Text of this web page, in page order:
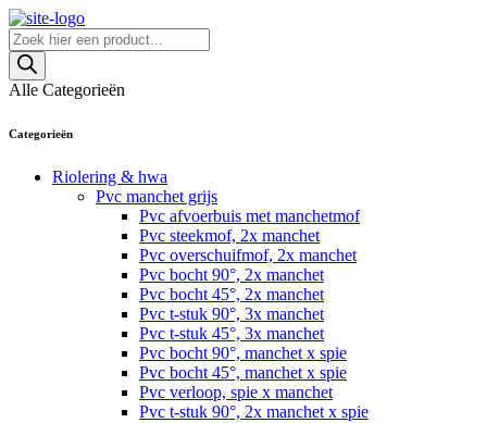
Skip
to
content
Producten
zoeken
Alle Categorieën
Categorieën
Riolering & hwa
Pvc manchet grijs
Pvc afvoerbuis met manchetmof
Pvc steekmof, 2x manchet
Pvc overschuifmof, 2x manchet
Pvc bocht 90°, 2x manchet
Pvc bocht 45°, 2x manchet
Pvc t-stuk 90°, 3x manchet
Pvc t-stuk 45°, 3x manchet
Pvc bocht 90°, manchet x spie
Pvc bocht 45°, manchet x spie
Pvc verloop, spie x manchet
Pvc t-stuk 90°, 2x manchet x spie